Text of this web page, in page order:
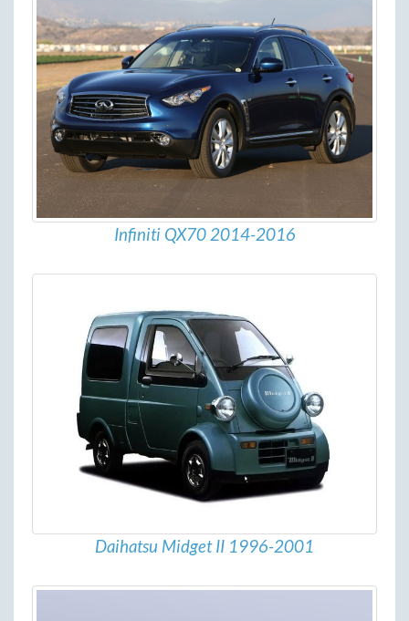
Infiniti QX70 2014-2016
Daihatsu Midget II 1996-2001